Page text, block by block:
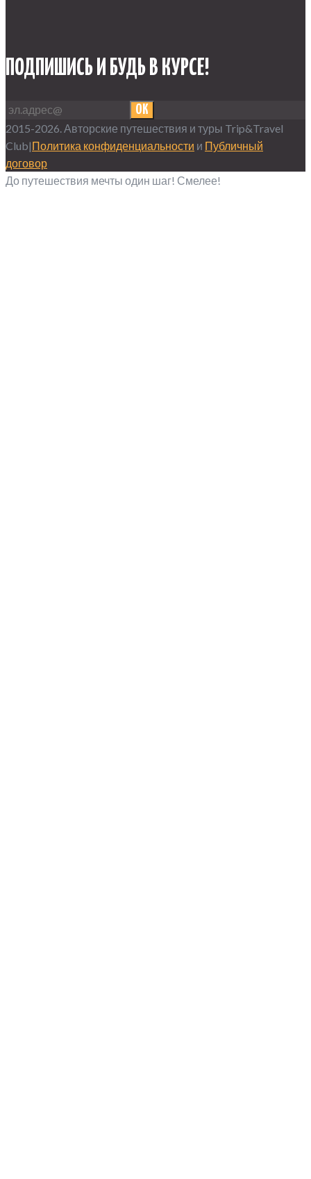
ПОДПИШИСЬ И БУДЬ В КУРСЕ!
OK
2015-2026. Авторские путешествия и туры Trip&Travel
Club|Политика конфиденциальности и Публичный
договор
До путешествия мечты один шаг! Смелее!